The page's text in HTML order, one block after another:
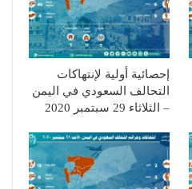
إحصائية أولية لإنتهاكات
التحالف السعودي في اليمن
– الثلاثاء 29 سبتمبر 2020